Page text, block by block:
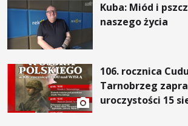
Kuba: Miód i
naszego życia
106. rocznica
Tarnobrzeg
uroczystości 15